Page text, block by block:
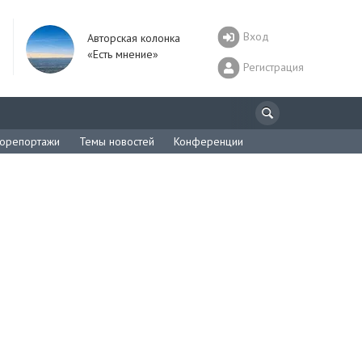
Авторская колонка
«Есть мнение»
Вход
Регистрация
Темы новостей Конференции